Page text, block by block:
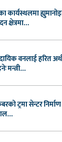
कार्यस्थलमा
क्षेत्रमा...
वनलाई हरित
मन्त्री...
ट्रमा सेन्टर